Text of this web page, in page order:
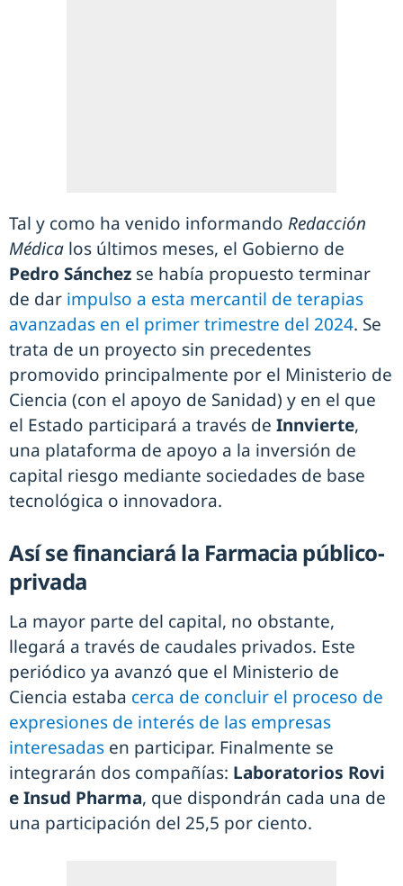
Tal y como ha venido informando Redacción
Médica los últimos meses, el Gobierno de
Pedro Sánchez se había propuesto terminar
de dar impulso a esta mercantil de terapias
avanzadas en el primer trimestre del 2024. Se
trata de un proyecto sin precedentes
promovido principalmente por el Ministerio de
Ciencia (con el apoyo de Sanidad) y en el que
el Estado participará a través de Innvierte,
una plataforma de apoyo a la inversión de
capital riesgo mediante sociedades de base
tecnológica o innovadora.
Así se financiará la Farmacia público-
privada
La mayor parte del capital, no obstante,
llegará a través de caudales privados. Este
periódico ya avanzó que el Ministerio de
Ciencia estaba cerca de concluir el proceso de
expresiones de interés de las empresas
interesadas en participar. Finalmente se
integrarán dos compañías: Laboratorios Rovi
e Insud Pharma, que dispondrán cada una de
una participación del 25,5 por ciento.